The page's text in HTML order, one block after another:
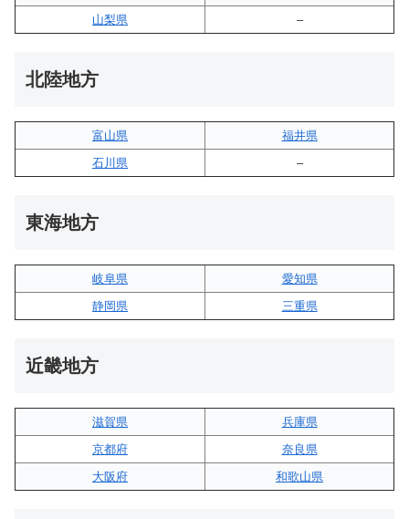
山梨県
–
北陸地方
富山県
福井県
石川県
–
東海地方
岐阜県
愛知県
静岡県
三重県
近畿地方
滋賀県
兵庫県
京都府
奈良県
大阪府
和歌山県